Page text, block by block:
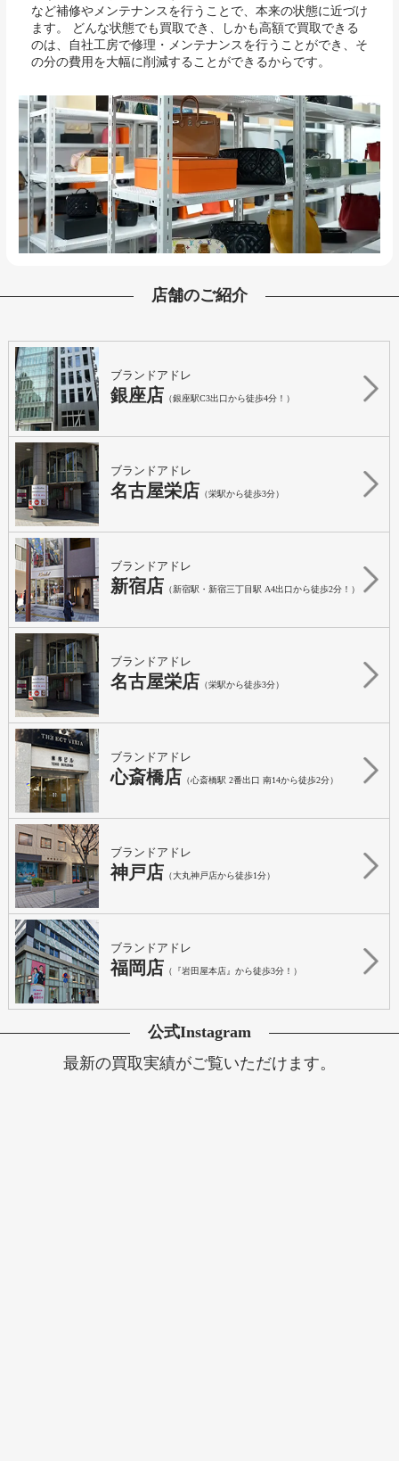
など補修やメンテナンスを行うことで、本来の状態に近づけ
ます。 どんな状態でも買取でき、しかも高額で買取できる
のは、自社工房で修理・メンテナンスを行うことができ、そ
の分の費用を大幅に削減することができるからです。
店舗のご紹介
ブランドアドレ
銀座店 （銀座駅C3出口から徒歩4分！）
ブランドアドレ
名古屋栄店 （栄駅から徒歩3分）
ブランドアドレ
新宿店 （新宿駅・新宿三丁目駅 A4出口から徒歩2分！）
ブランドアドレ
名古屋栄店 （栄駅から徒歩3分）
ブランドアドレ
心斎橋店 （心斎橋駅 2番出口 南14から徒歩2分）
ブランドアドレ
神戸店 （大丸神戸店から徒歩1分）
ブランドアドレ
福岡店 （『岩田屋本店』から徒歩3分！）
公式Instagram
最新の買取実績がご覧いただけます。